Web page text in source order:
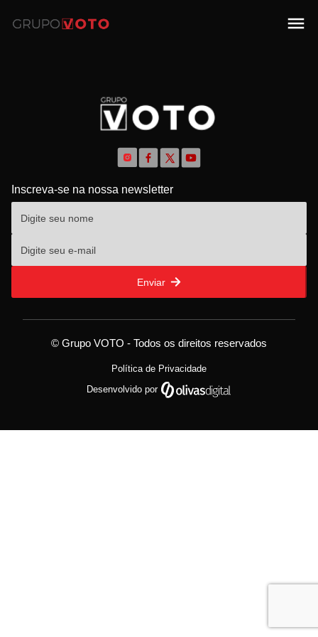
Inscreva-se na nossa newsletter
Enviar
© Grupo VOTO - Todos os direitos reservados
Política de Privacidade
Desenvolvido por